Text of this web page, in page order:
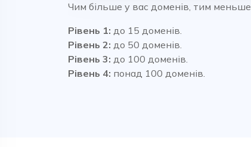
Чим більше у вас доменів, тим
Рівень 1: до 15 доменів.
Рівень 2: до 50 доменів.
Рівень 3: до 100 доменів.
Рівень 4: понад 100 доменів.